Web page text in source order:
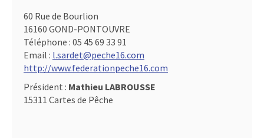
60 Rue de Bourlion
16160 GOND-PONTOUVRE
Téléphone : 05 45 69 33 91
Email : l.sardet@peche16.com
http://www.federationpeche16.com
Président : Mathieu LABROUSSE
15311 Cartes de Pêche